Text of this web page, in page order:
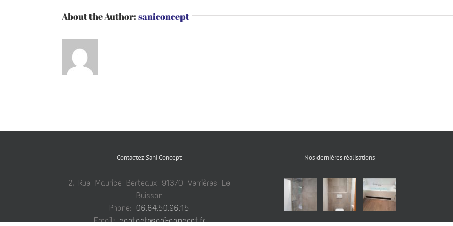
About the Author:saniconcept
Contactez Sani Concept
2, Rue Maurice Berteaux 91370 Verrières Le
Buisson
Phone: 06.64.50.96.15
Email:contact@sani-concept.fr
Nos dernières réalisations